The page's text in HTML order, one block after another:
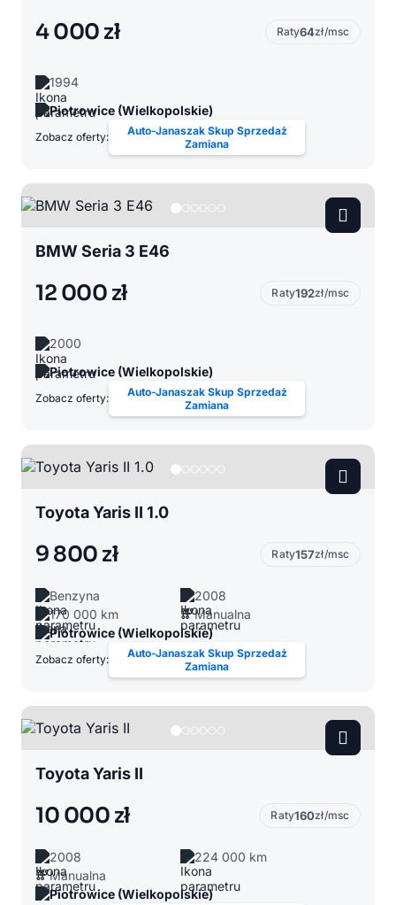
4 000 zł Raty64zł/msc
1994
Piotrowice (Wielkopolskie)
Zobacz oferty:
Auto-Janaszak Skup Sprzedaż
Zamiana
BMW Seria 3 E46
12 000 zł Raty192zł/msc
2000
Piotrowice (Wielkopolskie)
Zobacz oferty:
Auto-Janaszak Skup Sprzedaż
Zamiana
Toyota Yaris II 1.0
9 800 zł Raty157zł/msc
Benzyna
2008
170 000 km
Manualna
Piotrowice (Wielkopolskie)
Zobacz oferty:
Auto-Janaszak Skup Sprzedaż
Zamiana
Toyota Yaris II
10 000 zł Raty160zł/msc
2008
224 000 km
Manualna
Piotrowice (Wielkopolskie)